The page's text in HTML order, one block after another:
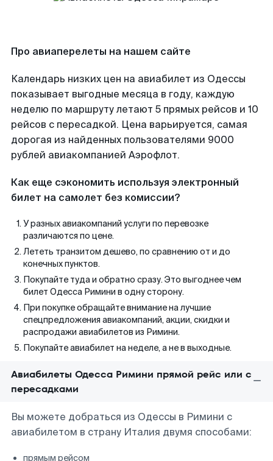
Про авиаперелеты на нашем сайте
Календарь низких цен на авиабилет из Одессы
показывает выгодные месяца в году, каждую
неделю по маршруту летают 5 прямых рейсов и 10
рейсов с пересадкой. Цена варьируется, самая
дорогая из найденных пользователями 9000
рублей авиакомпанией Аэрофлот.
Как еще сэкономить используя электронный
билет на самолет без комиссии?
У разных авиакомпаний услуги по перевозке
различаются по цене.
Лететь транзитом дешево, по сравнению от и до
конечных пунктов.
Покупайте туда и обратно сразу. Это выгоднее чем
билет Одесса Римини в одну сторону.
При покупке обращайте внимание на лучшие
спецпредложения авиакомпаний, акции, скидки и
распродажи авиабилетов из Римини.
Покупайте авиабилет на неделе, а не в выходные.
Авиабилеты Одесса Римини прямой рейс или с
пересадками
Вы можете добраться из Одессы в Римини с
авиабилетом в страну Италия двумя способами:
прямым рейсом